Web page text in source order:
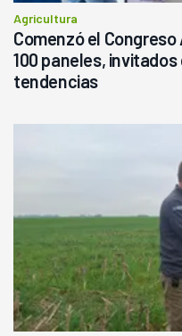
Agricultura
Comenzó el
100 paneles,
tendencias